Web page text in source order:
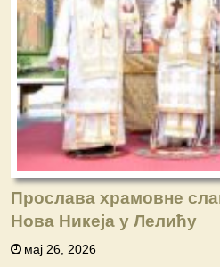
Прослава храмовне
Нова Никеја у Лелићу
мај 26, 2026